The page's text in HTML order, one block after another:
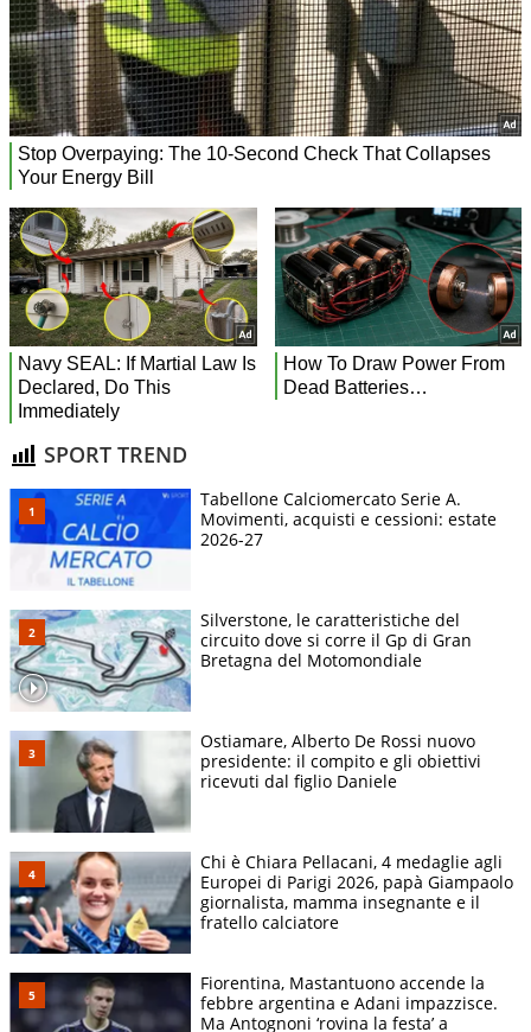
SPORT TREND
Tabellone Calciomercato Serie A.
Movimenti, acquisti e cessioni: estate
2026-27
Silverstone, le caratteristiche del
circuito dove si corre il Gp di Gran
Bretagna del Motomondiale
Ostiamare, Alberto De Rossi nuovo
presidente: il compito e gli obiettivi
ricevuti dal figlio Daniele
Chi è Chiara Pellacani, 4 medaglie agli
Europei di Parigi 2026, papà Giampaolo
giornalista, mamma insegnante e il
fratello calciatore
Fiorentina, Mastantuono accende la
febbre argentina e Adani impazzisce.
Ma Antognoni ‘rovina la festa’ a